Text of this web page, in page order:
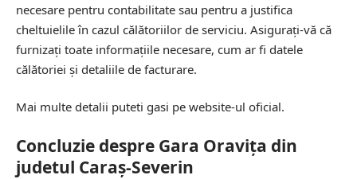
necesare pentru contabilitate sau pentru a justifica
cheltuielile în cazul călătoriilor de serviciu. Asigurați-vă că
furnizați toate informațiile necesare, cum ar fi datele
călătoriei și detaliile de facturare.
Mai multe detalii puteti gasi pe website-ul oficial.
Concluzie despre Gara Oravița din
judetul Caraș-Severin